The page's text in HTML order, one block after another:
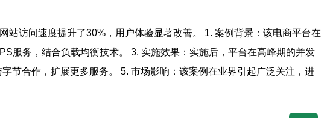
访问速度提升了30%，用户体验显著改善。 1. 案例背景：该电商平台在
服务，结合负载均衡技术。 3. 实施效果：实施后，平台在高峰期的并发
节合作，扩展更多服务。 5. 市场影响：该案例在业界引起广泛关注，进